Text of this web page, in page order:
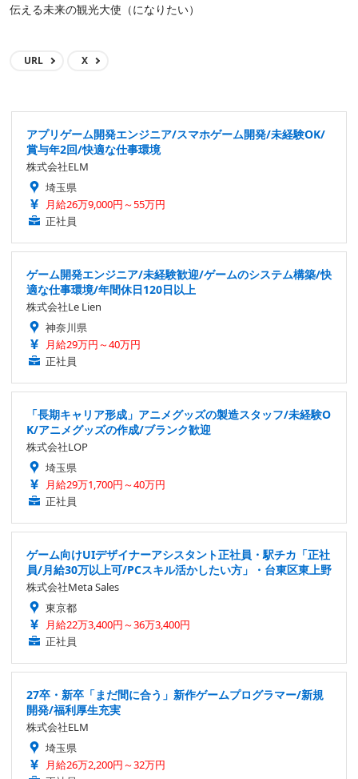
伝える未来の観光大使（になりたい）
URL X
アプリゲーム開発エンジニア/スマホゲーム開発/未経験OK/
賞与年2回/快適な仕事環境
株式会社ELM
埼玉県
月給26万9,000円～55万円
正社員
ゲーム開発エンジニア/未経験歓迎/ゲームのシステム構築/快
適な仕事環境/年間休日120日以上
株式会社Le Lien
神奈川県
月給29万円～40万円
正社員
「長期キャリア形成」アニメグッズの製造スタッフ/未経験O
K/アニメグッズの作成/ブランク歓迎
株式会社LOP
埼玉県
月給29万1,700円～40万円
正社員
ゲーム向けUIデザイナーアシスタント正社員・駅チカ「正社
員/月給30万以上可/PCスキル活かしたい方」・台東区東上野
株式会社Meta Sales
東京都
月給22万3,400円～36万3,400円
正社員
27卒・新卒「まだ間に合う」新作ゲームプログラマー/新規
開発/福利厚生充実
株式会社ELM
埼玉県
月給26万2,200円～32万円